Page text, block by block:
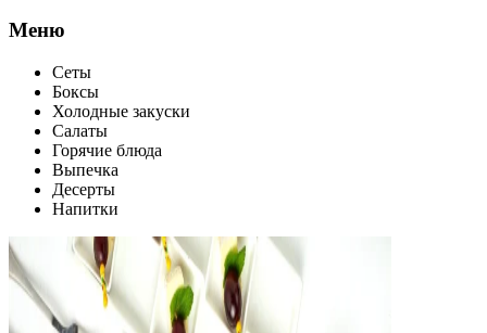
Меню
Сеты
Боксы
Холодные закуски
Салаты
Горячие блюда
Выпечка
Десерты
Напитки